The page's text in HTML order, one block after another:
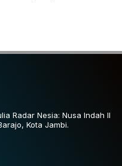
Radar Nesia: Nusa Indah II
Kota Jambi.